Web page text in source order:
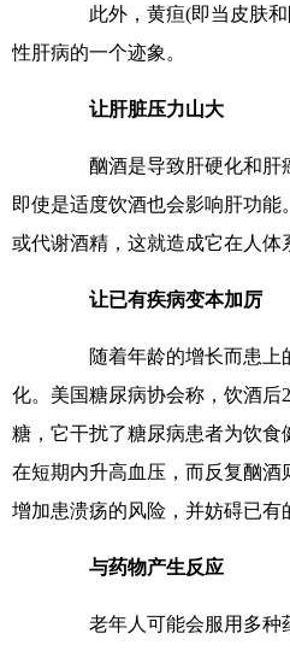
此外，黄疸(即当皮肤和
性肝病的一个迹象。
让肝脏压力山大
酗酒是导致肝硬化和肝癌
即使是适度饮酒也会影响肝功
或代谢酒精，这就造成它在人体
让已有疾病变本加厉
随着年龄的增长而患上
化。美国糖尿病协会称，饮酒后
糖，它干扰了糖尿病患者为饮食
在短期内升高血压，而反复酗酒
增加患溃疡的风险，并妨碍已有
与药物产生反应
老年人可能会服用多种